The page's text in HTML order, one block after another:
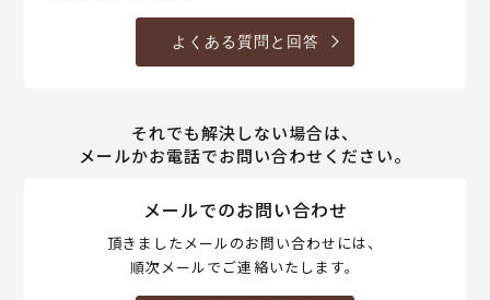
よくある質問と回答
それでも解決しない場合は、
メールかお電話でお問い合わせください。
メールでのお問い合わせ
頂きましたメールのお問い合わせには、
順次メールでご連絡いたします。